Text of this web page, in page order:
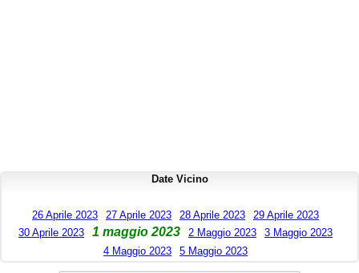
Date Vicino
26 Aprile 2023 27 Aprile 2023 28 Aprile 2023
29 Aprile 2023
30 Aprile 2023
1 maggio 2023 2 Maggio 2023
3 Maggio 2023
4 Maggio 2023
5 Maggio 2023